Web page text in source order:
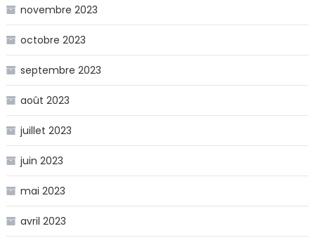
novembre 2023
octobre 2023
septembre 2023
août 2023
juillet 2023
juin 2023
mai 2023
avril 2023